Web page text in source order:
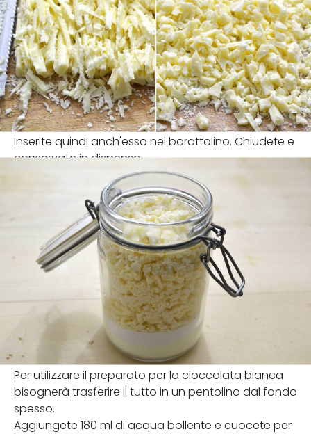
Inserite quindi anch'esso nel barattolino. Chiudete e
conservate in dispensa.
Per utilizzare il preparato per la cioccolata bianca
bisognerà trasferire il tutto in un pentolino dal fondo
spesso.
Aggiungete 180 ml di acqua bollente e cuocete per